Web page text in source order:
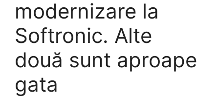
modernizare la
Softronic. Alte
două sunt aproape
gata